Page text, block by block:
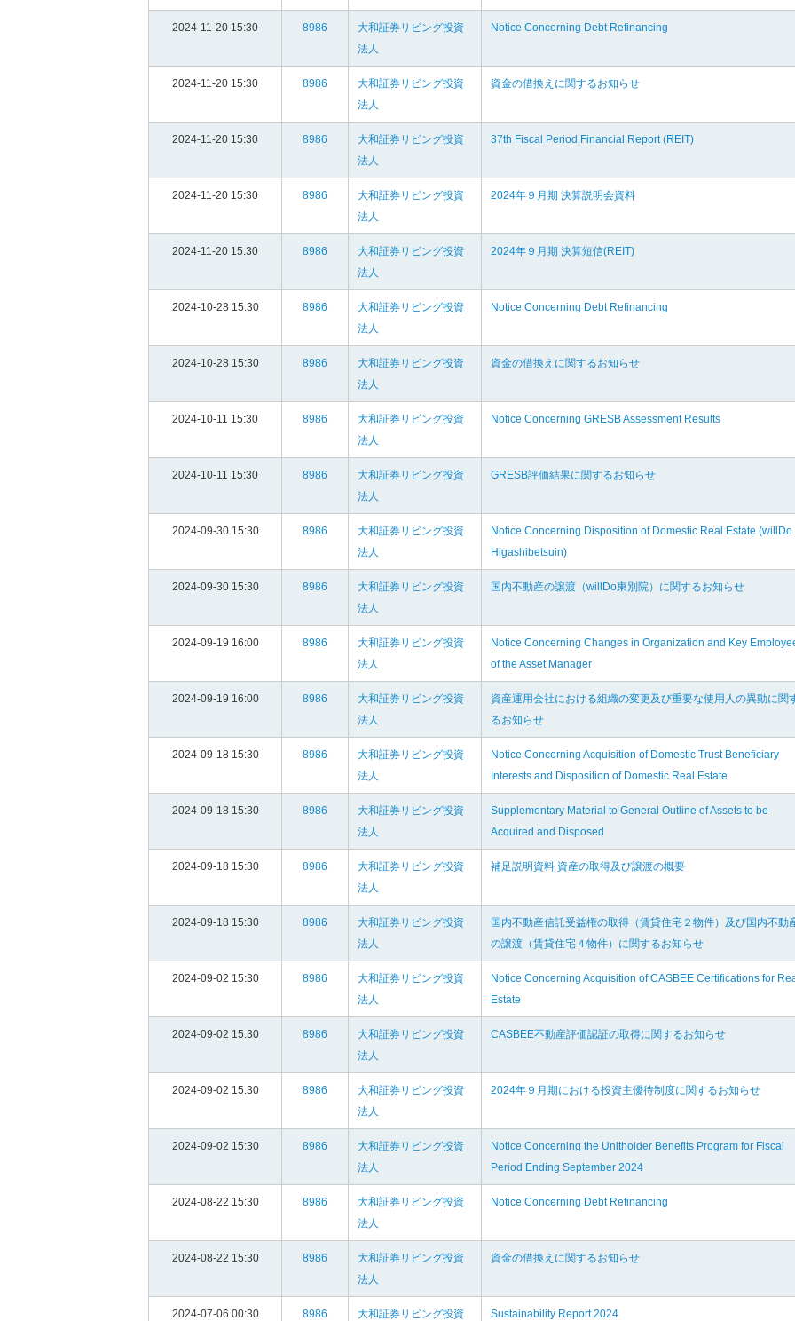
2024-11-20 15:30 8986
大和証券リビング投資
法人
Notice Concerning Debt Refinancing
2024-11-20 15:30 8986
大和証券リビング投資
法人
資金の借換えに関するお知らせ
2024-11-20 15:30 8986
大和証券リビング投資
法人
37th Fiscal Period Financial Report (REIT)
2024-11-20 15:30 8986
大和証券リビング投資
法人
2024年９月期 決算説明会資料
2024-11-20 15:30 8986
大和証券リビング投資
法人
2024年９月期 決算短信(REIT)
2024-10-28 15:30 8986
大和証券リビング投資
法人
Notice Concerning Debt Refinancing
2024-10-28 15:30 8986
大和証券リビング投資
法人
資金の借換えに関するお知らせ
2024-10-11 15:30 8986
大和証券リビング投資
法人
Notice Concerning GRESB Assessment Results
2024-10-11 15:30 8986
大和証券リビング投資
法人
GRESB評価結果に関するお知らせ
2024-09-30 15:30 8986
大和証券リビング投資
法人
Notice Concerning Disposition of Domestic Real Estate (willDo
Higashibetsuin)
2024-09-30 15:30 8986
大和証券リビング投資
法人
国内不動産の譲渡（willDo東別院）に関するお知らせ
2024-09-19 16:00 8986
大和証券リビング投資
法人
Notice Concerning Changes in Organization and Key
of the Asset Manager
2024-09-19 16:00 8986
大和証券リビング投資
法人
資産運用会社における組織の変更及び重要な使用人の異動に関
るお知らせ
2024-09-18 15:30 8986
大和証券リビング投資
法人
Notice Concerning Acquisition of Domestic Trust Beneficiary
Interests and Disposition of Domestic Real Estate
2024-09-18 15:30 8986
大和証券リビング投資
法人
Supplementary Material to General Outline of Assets to be
Acquired and Disposed
2024-09-18 15:30 8986
大和証券リビング投資
法人
補足説明資料 資産の取得及び譲渡の概要
2024-09-18 15:30 8986
大和証券リビング投資
法人
国内不動産信託受益権の取得（賃貸住宅２物件）及び国内不動
の譲渡（賃貸住宅４物件）に関するお知らせ
2024-09-02 15:30 8986
大和証券リビング投資
法人
Notice Concerning Acquisition of CASBEE Certifications for
Estate
2024-09-02 15:30 8986
大和証券リビング投資
法人
CASBEE不動産評価認証の取得に関するお知らせ
2024-09-02 15:30 8986
大和証券リビング投資
法人
2024年９月期における投資主優待制度に関するお知らせ
2024-09-02 15:30 8986
大和証券リビング投資
法人
Notice Concerning the Unitholder Benefits Program for Fiscal
Period Ending September 2024
2024-08-22 15:30 8986
大和証券リビング投資
法人
Notice Concerning Debt Refinancing
2024-08-22 15:30 8986
大和証券リビング投資
法人
資金の借換えに関するお知らせ
2024-07-06 00:30 8986
大和証券リビング投資
Sustainability Report 2024